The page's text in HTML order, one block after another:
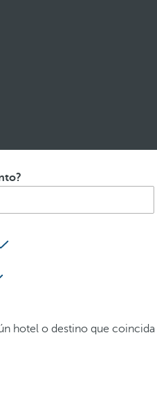
hotel o destino que coincida